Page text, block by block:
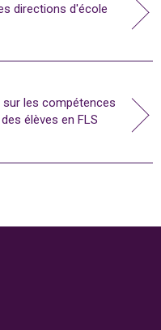
directions d'école
sur les compétences
élèves en FLS